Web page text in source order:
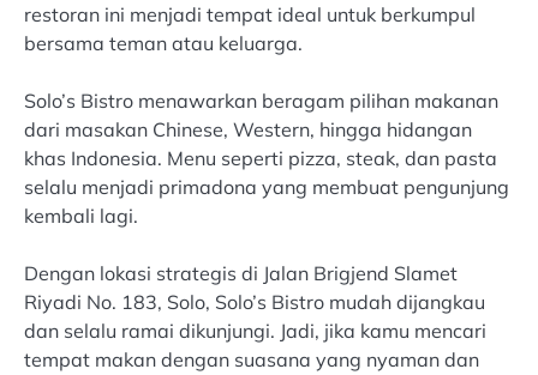
restoran ini menjadi tempat ideal untuk berkumpul
bersama teman atau keluarga.
Solo’s Bistro menawarkan beragam pilihan makanan
dari masakan Chinese, Western, hingga hidangan
khas Indonesia. Menu seperti pizza, steak, dan pasta
selalu menjadi primadona yang membuat pengunjung
kembali lagi.
Dengan lokasi strategis di Jalan Brigjend Slamet
Riyadi No. 183, Solo, Solo’s Bistro mudah dijangkau
dan selalu ramai dikunjungi. Jadi, jika kamu mencari
tempat makan dengan suasana yang nyaman dan